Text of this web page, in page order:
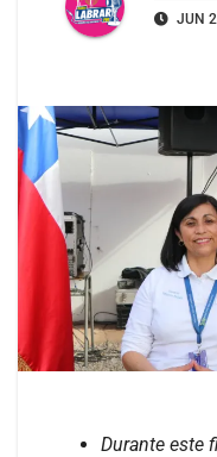
JUN
Durante este